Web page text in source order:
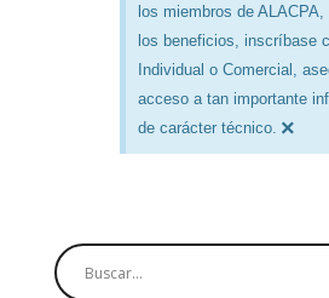
los miembros de
los beneficios, inscríbase
Individual o Comercial,
acceso a tan importante
de carácter técnico. ×